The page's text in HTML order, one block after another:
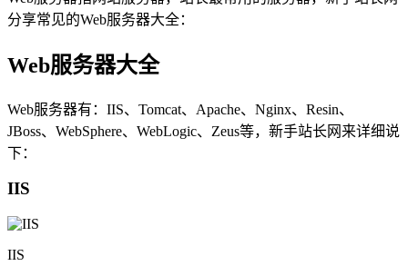
分享常见的Web服务器大全：
Web服务器大全
Web服务器有：IIS、Tomcat、Apache、Nginx、Resin、
JBoss、WebSphere、WebLogic、Zeus等，新手站长网来详细说
下：
IIS
IIS